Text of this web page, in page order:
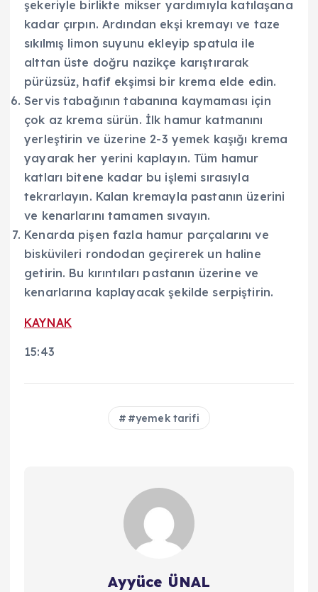
şekeriyle birlikte mikser yardımıyla katılaşana
kadar çırpın. Ardından ekşi kremayı ve taze
sıkılmış limon suyunu ekleyip spatula ile
alttan üste doğru nazikçe karıştırarak
pürüzsüz, hafif ekşimsi bir krema elde edin.
Servis tabağının tabanına kaymaması için
çok az krema sürün. İlk hamur katmanını
yerleştirin ve üzerine 2-3 yemek kaşığı krema
yayarak her yerini kaplayın. Tüm hamur
katları bitene kadar bu işlemi sırasıyla
tekrarlayın. Kalan kremayla pastanın üzerini
ve kenarlarını tamamen sıvayın.
Kenarda pişen fazla hamur parçalarını ve
bisküvileri rondodan geçirerek un haline
getirin. Bu kırıntıları pastanın üzerine ve
kenarlarına kaplayacak şekilde serpiştirin.
KAYNAK
15:43
#yemek tarifi
Ayyüce ÜNAL